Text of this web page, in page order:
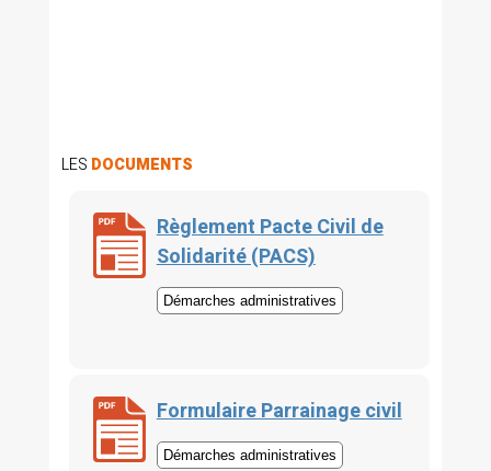
LES DOCUMENTS
Règlement Pacte Civil de
Solidarité (PACS)
Démarches administratives
Formulaire Parrainage civil
Démarches administratives